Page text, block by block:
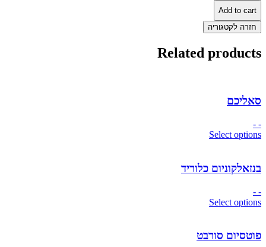
Add to cart
חזרה לקטגוריה
Related products
סאליכם
- -
Select options
בנזאלקוניום כלוריד
- -
Select options
פוטסיום סורבט